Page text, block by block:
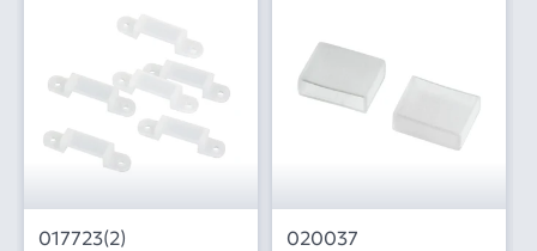
017723(2) 020037